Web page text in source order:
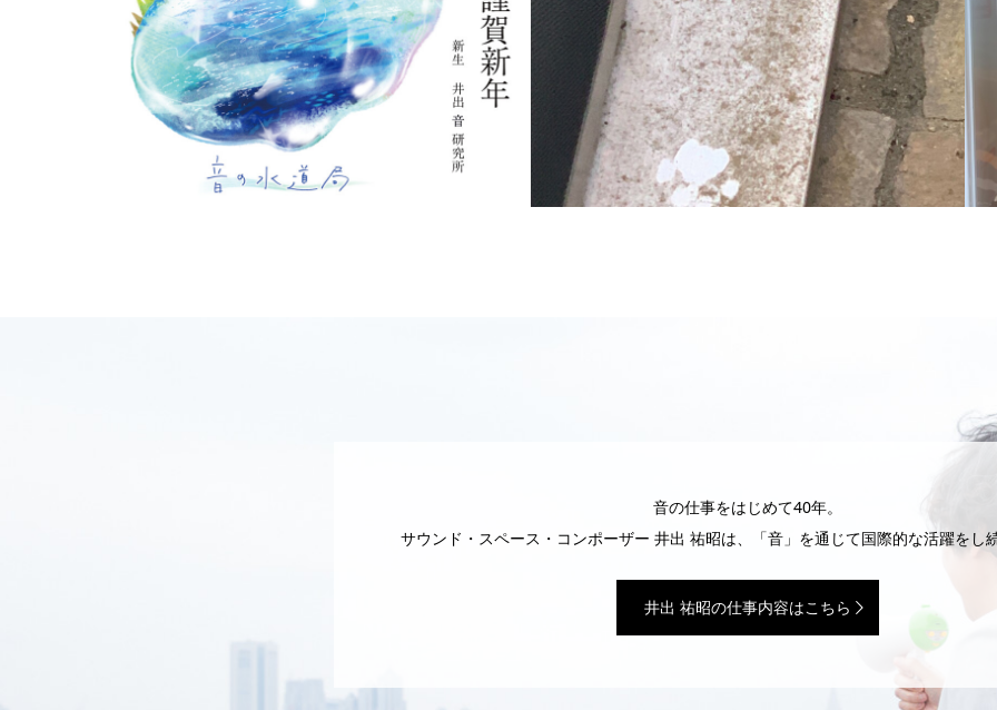
音の仕事をはじめて40年。
サウンド・スペース・コンポーザー 井出 祐昭は、「音」を通じて国際的な活躍をし
井出 祐昭の仕事内容はこちら